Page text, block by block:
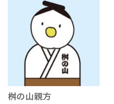
桝の山親方